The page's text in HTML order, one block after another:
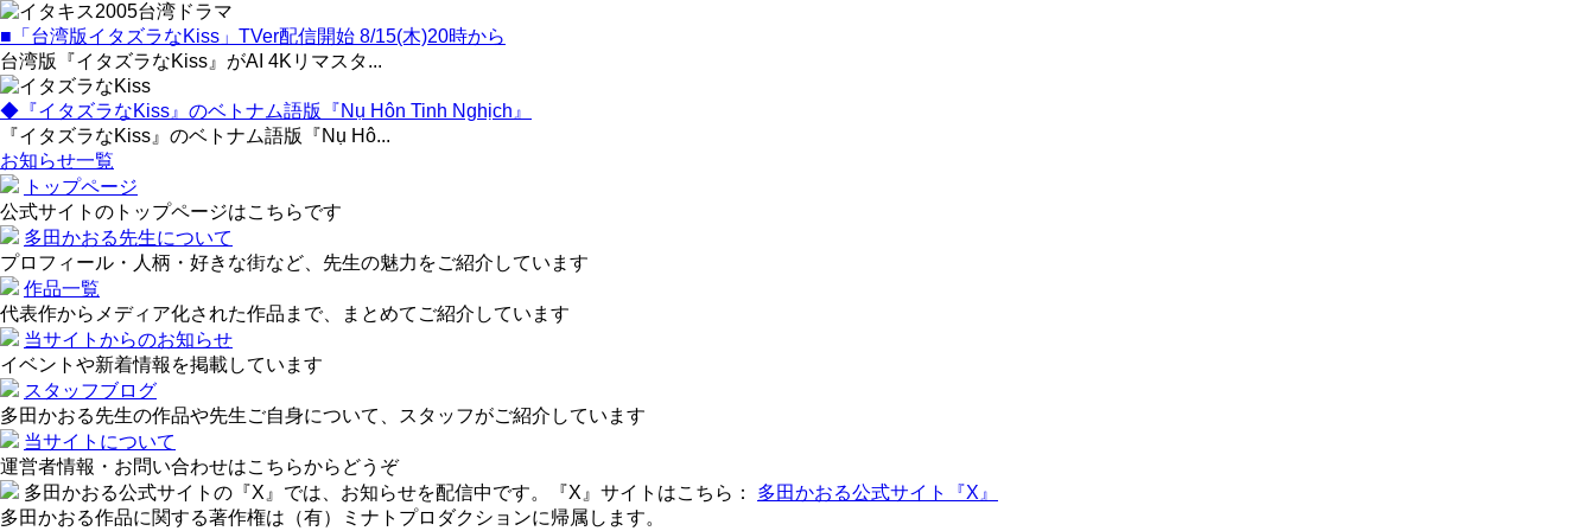
■「台湾版イタズラなKiss」TVer配信開始 8/15(木)20時から
台湾版『イタズラなKiss』がAI 4Kリマスタ...
◆『イタズラなKiss』のベトナム語版『Nụ Hôn Tinh Nghịch』
『イタズラなKiss』のベトナム語版『Nụ Hô...
お知らせ一覧
トップページ
公式サイトのトップページはこちらです
多田かおる先生について
プロフィール・人柄・好きな街など、先生の魅力をご紹介しています
作品一覧
代表作からメディア化された作品まで、まとめてご紹介しています
当サイトからのお知らせ
イベントや新着情報を掲載しています
スタッフブログ
多田かおる先生の作品や先生ご自身について、スタッフがご紹介しています
当サイトについて
運営者情報・お問い合わせはこちらからどうぞ
多田かおる公式サイトの『X』では、お知らせを配信中です。『X』サイトはこちら：
多田かおる公式サイト『X』
多田かおる作品に関する著作権は（有）ミナトプロダクションに帰属します。